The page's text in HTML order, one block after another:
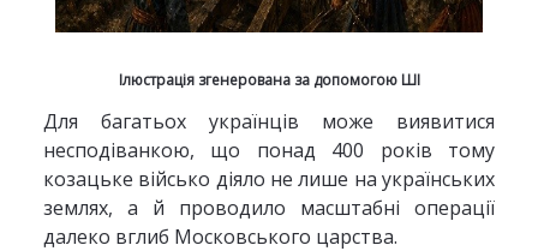
Ілюстрація згенерована за допомогою ШІ
Для багатьох українців може виявитися
несподіванкою, що понад 400 років тому
козацьке військо діяло не лише на українських
землях, а й проводило масштабні операції
далеко вглиб Московського царства.